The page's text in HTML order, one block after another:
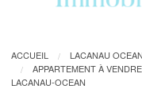
ACCUEIL
LACANAU OCEAN
APPARTEMENT À
LACANAU-OCEAN